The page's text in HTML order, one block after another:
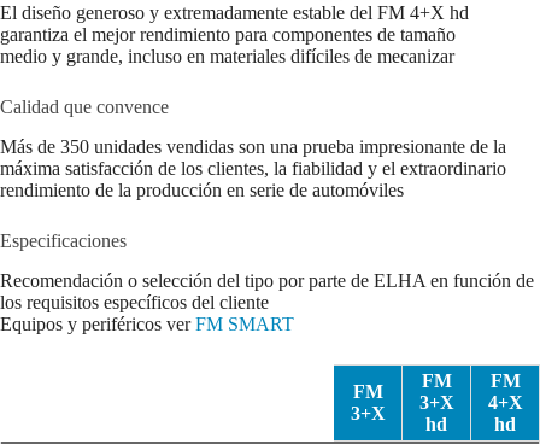
El diseño generoso y extremadamente estable del FM 4+X hd
garantiza el mejor rendimiento para componentes de tamaño
medio y grande, incluso en materiales difíciles de mecanizar
Calidad que convence
Más de 350 unidades vendidas son una prueba impresionante de la
máxima satisfacción de los clientes, la fiabilidad y el extraordinario
rendimiento de la producción en serie de automóviles
Especificaciones
Recomendación o selección del tipo por parte de ELHA en función de
los requisitos específicos del cliente
Equipos y periféricos verFM SMART
FM
3+X
FM
3+X
hd
FM
4+X
hd